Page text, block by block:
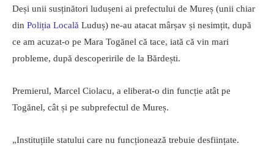
Deși unii susținători ludușeni ai prefectului de Mureș (unii chiar
din Poliția Locală Luduș) ne-au atacat mârșav și nesimțit, după
ce am acuzat-o pe Mara Togănel că tace, iată că vin mari
probleme, după descoperirile de la Bărdești.
Premierul, Marcel Ciolacu, a eliberat-o din funcție atât pe
Togănel, cât și pe subprefectul de Mureș.
„Instituțiile statului care nu funcționează trebuie desființate.